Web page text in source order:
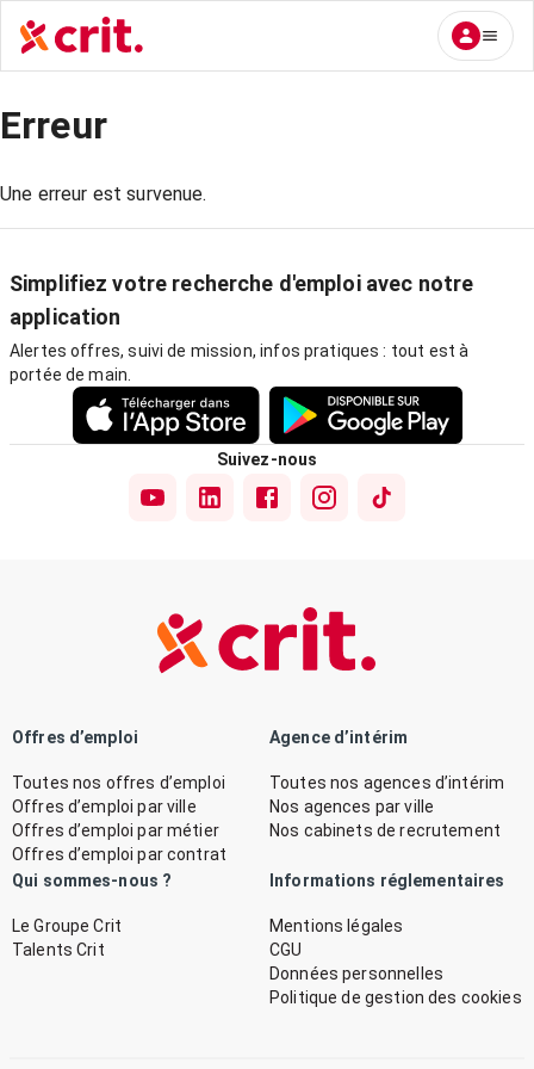
Erreur
Une erreur est survenue.
Simplifiez votre recherche d'emploi avec notre
application
Alertes offres, suivi de mission, infos pratiques : tout est à
portée de main.
Suivez-nous
Offres d’emploi
Toutes nos offres d’emploi
Offres d’emploi par ville
Offres d’emploi par métier
Offres d’emploi par contrat
Agence d’intérim
Toutes nos agences d’intérim
Nos agences par ville
Nos cabinets de recrutement
Qui sommes-nous ?
Le Groupe Crit
Talents Crit
Informations réglementaires
Mentions légales
CGU
Données personnelles
Politique de gestion des cookies